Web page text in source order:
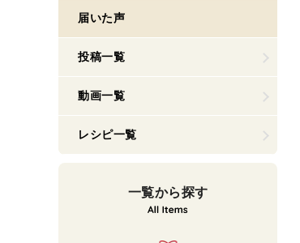
届いた声
投稿一覧
動画一覧
レシピ一覧
一覧から探す